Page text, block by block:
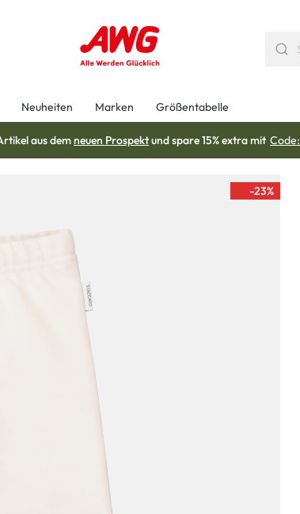
Neuheiten Marken Größentabelle
aus demneuen Prospektund spare 15% extra mit Code:
-23%